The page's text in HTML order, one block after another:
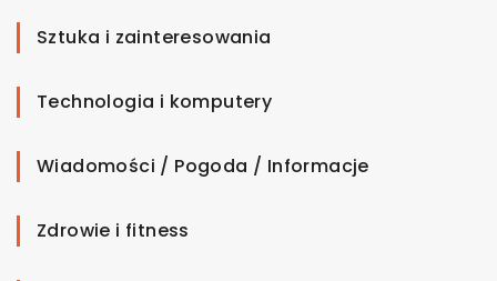
Sztuka i zainteresowania
Technologia i komputery
Wiadomości / Pogoda / Informacje
Zdrowie i fitness